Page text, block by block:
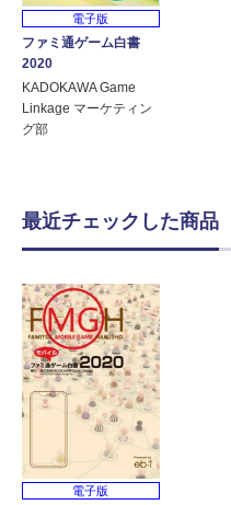
電子版
ファミ通ゲーム白書
2020
KADOKAWA Game
Linkage マーケティン
グ部
最近チェックした商品
電子版